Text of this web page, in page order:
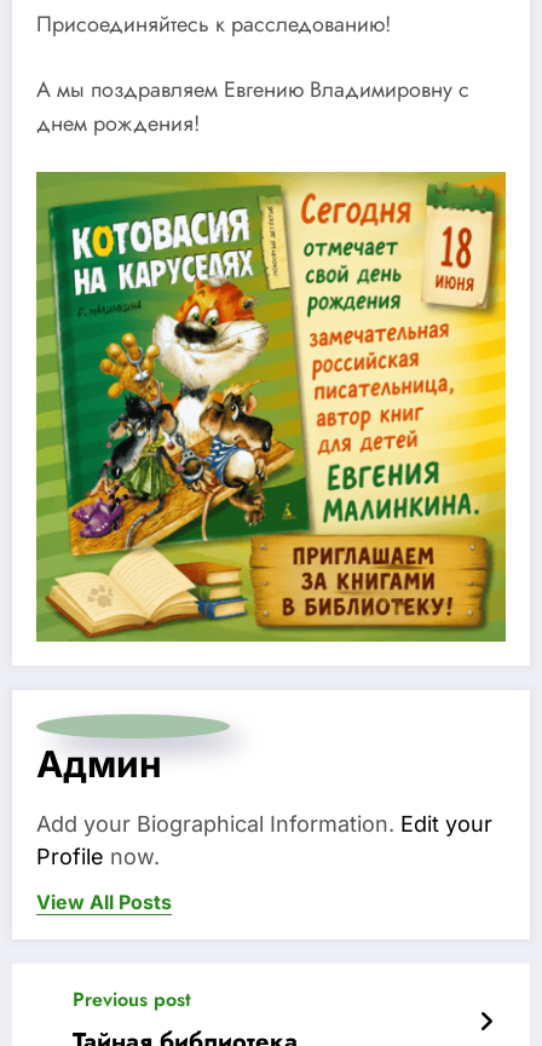
Присоединяйтесь к расследованию!
А мы поздравляем Евгению Владимировну с
днем рождения!
Админ
Add your Biographical Information. Edit your
Profile now.
View All Posts
Previous post